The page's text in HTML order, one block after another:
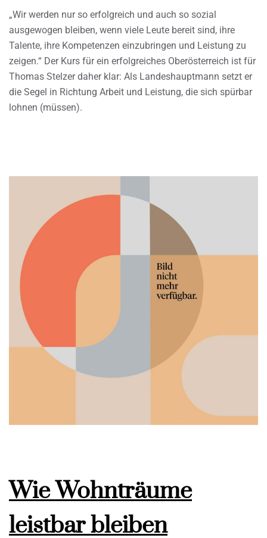
„Wir werden nur so erfolgreich und auch so sozial
ausgewogen bleiben, wenn viele Leute bereit sind, ihre
Talente, ihre Kompetenzen einzubringen und Leistung zu
zeigen.“ Der Kurs für ein erfolgreiches Oberösterreich ist für
Thomas Stelzer daher klar: Als Landeshauptmann setzt er
die Segel in Richtung Arbeit und Leistung, die sich spürbar
lohnen (müssen).
Wie Wohnträume
leistbar bleiben